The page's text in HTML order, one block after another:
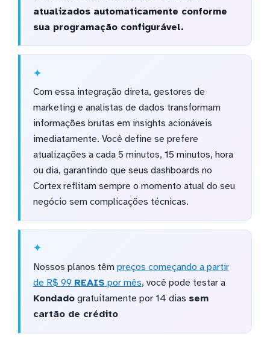
atualizados automaticamente conforme
sua programação configurável.
Com essa integração direta, gestores de
marketing e analistas de dados transformam
informações brutas em insights acionáveis
imediatamente. Você define se prefere
atualizações a cada 5 minutos, 15 minutos, hora
ou dia, garantindo que seus dashboards no
Cortex reflitam sempre o momento atual do seu
negócio sem complicações técnicas.
Nossos planos têm preços começando a partir
de R$ 99 REAIS por mês, você pode testar a
Kondadogratuitamente por 14 dias sem
cartão de crédito